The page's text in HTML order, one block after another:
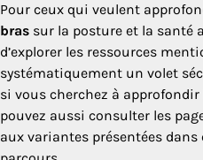
Pour ceux qui veulent
bras sur la posture et la santé
d’explorer les ressources
systématiquement un volet
si vous cherchez à
pouvez aussi consulter les
aux variantes présentées